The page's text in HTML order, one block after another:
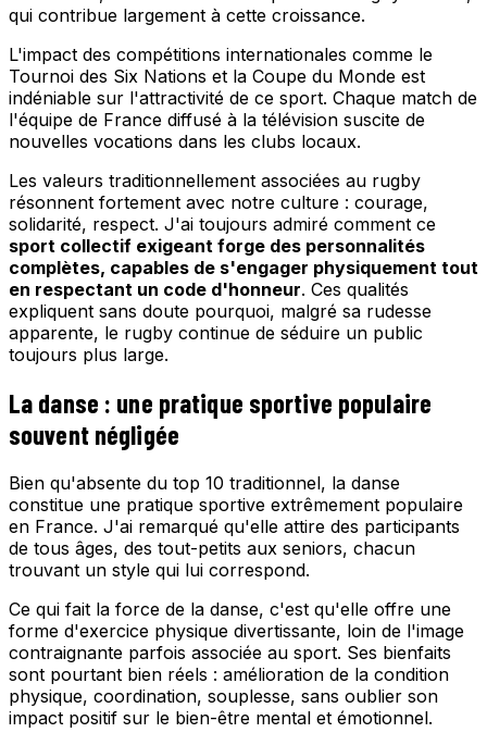
qui contribue largement à cette croissance.
L'impact des compétitions internationales comme le
Tournoi des Six Nations et la Coupe du Monde est
indéniable sur l'attractivité de ce sport. Chaque match de
l'équipe de France diffusé à la télévision suscite de
nouvelles vocations dans les clubs locaux.
Les valeurs traditionnellement associées au rugby
résonnent fortement avec notre culture : courage,
solidarité, respect. J'ai toujours admiré comment ce
sport collectif exigeant forge des personnalités
complètes, capables de s'engager physiquement tout
en respectant un code d'honneur. Ces qualités
expliquent sans doute pourquoi, malgré sa rudesse
apparente, le rugby continue de séduire un public
toujours plus large.
La danse : une pratique sportive populaire
souvent négligée
Bien qu'absente du top 10 traditionnel, la danse
constitue une pratique sportive extrêmement populaire
en France. J'ai remarqué qu'elle attire des participants
de tous âges, des tout-petits aux seniors, chacun
trouvant un style qui lui correspond.
Ce qui fait la force de la danse, c'est qu'elle offre une
forme d'exercice physique divertissante, loin de l'image
contraignante parfois associée au sport. Ses bienfaits
sont pourtant bien réels : amélioration de la condition
physique, coordination, souplesse, sans oublier son
impact positif sur le bien-être mental et émotionnel.